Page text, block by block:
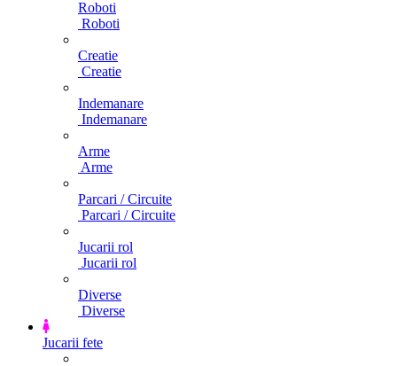
Roboti
Roboti
Creatie
Creatie
Indemanare
Indemanare
Arme
Arme
Parcari / Circuite
Parcari / Circuite
Jucarii rol
Jucarii rol
Diverse
Diverse
Jucarii fete